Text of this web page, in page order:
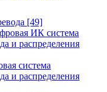
[49]
ИК система
и распределения
система
и распределения